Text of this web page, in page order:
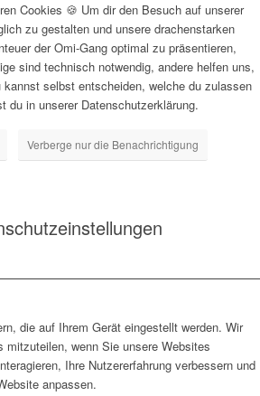
Cookies 🍪 Um dir den Besuch auf unserer
zu gestalten und unsere drachenstarken
der Omi-Gang optimal zu präsentieren,
sind technisch notwendig, andere helfen uns,
selbst entscheiden, welche du zulassen
du in unserer Datenschutzerklärung.
Verberge nur die Benachrichtigung
die auf Ihrem Gerät eingestellt werden. Wir
mitzuteilen, wenn Sie unsere Websites
Ihre Nutzererfahrung verbessern und
anpassen.